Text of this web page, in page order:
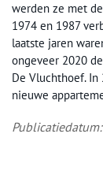
werden ze met
1974 en 1987
laatste jaren
ongeveer 2020
De Vluchthoef.
nieuwe